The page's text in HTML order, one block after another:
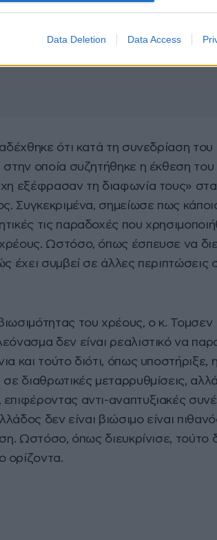
Data Deletion Data Access
ότι κατά τη συνεδρίαση του
στην οποία συζητήθηκε η έκθεση
εξέφρασαν τη διαφωνία τους»
Συγκεκριμένα, σημείωσε πως
τις παραδοχές που
Ωστόσο, όπως έσπευσε να
έχει συμβεί σε άλλες περιπτώσεις
του χρέους, ο κ. Τομσεν
δεν είναι ρεαλιστικό να
και τούτο διότι, όπως υποστήριξε,
διαθρωτικές μεταρρυθμίσεις,
αντι-αναπτυξιακές
δεν είναι βιώσιμο είναι
Ωστόσο, όπως διευκρίνισε, τούτο
ορίζοντα.